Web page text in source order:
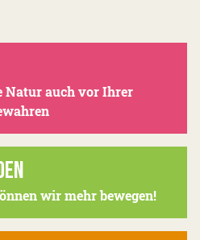
Natur auch vor Ihrer
wir mehr bewegen!